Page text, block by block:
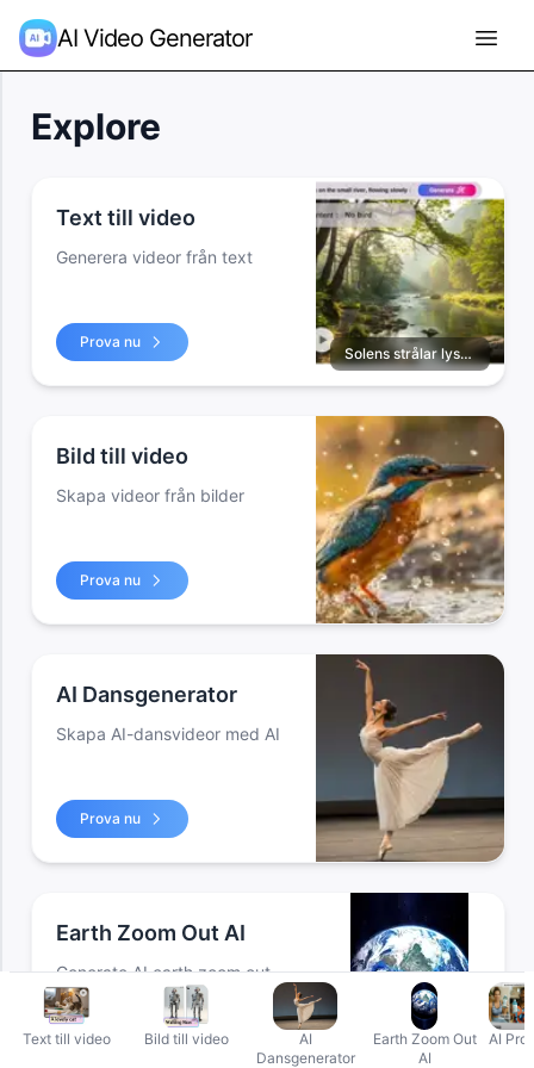
AI Video Generator
Text till video Bild till video
AI
Dansgenerator
Earth Zoom Out
AI
AI
Explore
Text till video
Generera videor från text
Prova nu
Solens strålar lyser på den lilla floden, som flödar långsamt...
Bild till video
Skapa videor från bilder
Prova nu
AI Dansgenerator
Skapa AI-dansvideor med AI
Prova nu
Earth Zoom Out AI
Generate AI earth zoom out
video with AI